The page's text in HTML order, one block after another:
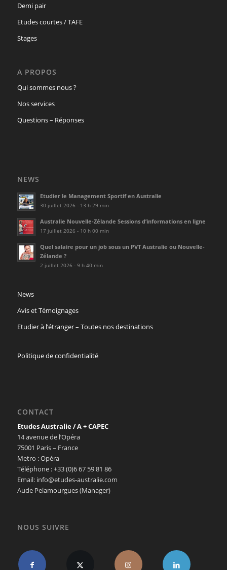
Demi pair
Etudes courtes / TAFE
Stages
A PROPOS
Qui sommes nous ?
Nos services
Questions – Réponses
NEWS
Etudier le Management Sportif en Australie
30 juillet 2026 - 13 h 29 min
Australie Nouvelle-Zélande Sessions d’informations en ligne
17 juillet 2026 - 10 h 00 min
Quel salaire pour un job sous un PVT Australie ou Nouvelle-
Zélande ?
2 juillet 2026 - 9 h 40 min
News
Avis et Témoignages
Etudier à l’étranger – Toutes nos destinations
Politique de confidentialité
CONTACT
Etudes Australie / A + CAPEC
14 avenue de l’Opéra
75001 Paris – France
Metro : Opéra
Téléphone : +33 (0)6 67 59 81 86
Email: info@etudes-australie.com
Aude Pelamourgues (Manager)
NOUS SUIVRE